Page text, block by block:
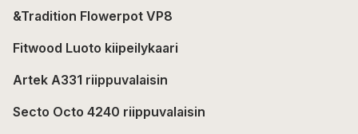
&Tradition Flowerpot VP8
Fitwood Luoto kiipeilykaari
Artek A331 riippuvalaisin
Secto Octo 4240 riippuvalaisin